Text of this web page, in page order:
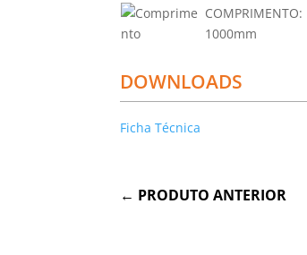
COMPRIMENTO:
1000mm
DOWNLOADS
Ficha Técnica
← PRODUTO ANTERIOR